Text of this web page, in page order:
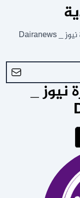
اشترك الآن في القائمة البريدية لموقع الدائرة نيوز _ Dairanews
نيوز _